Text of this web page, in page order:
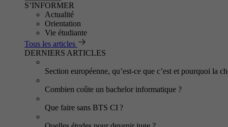
S’INFORMER
Actualité
Orientation
Vie étudiante
Tous les articles
DERNIERS ARTICLES
Section européenne, qu’est-ce que c’est et pourquoi la
Combien coûte un bachelor informatique ?
Que faire sans BTS CI ?